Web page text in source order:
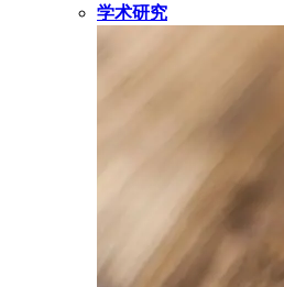
学术研究